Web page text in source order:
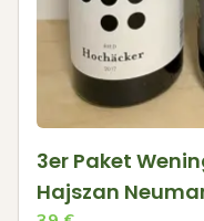
3er Paket
Hajszan